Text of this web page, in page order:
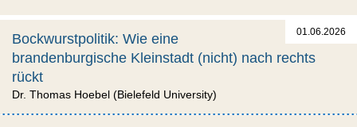
01.06.2026
Bockwurstpolitik: Wie eine
brandenburgische Kleinstadt (nicht) nach rechts
rückt
Dr. Thomas Hoebel (Bielefeld University)